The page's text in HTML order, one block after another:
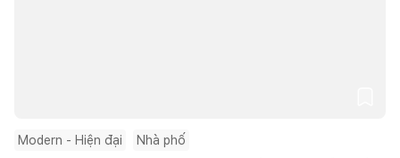
Modern - Hiện đại Nhà phố